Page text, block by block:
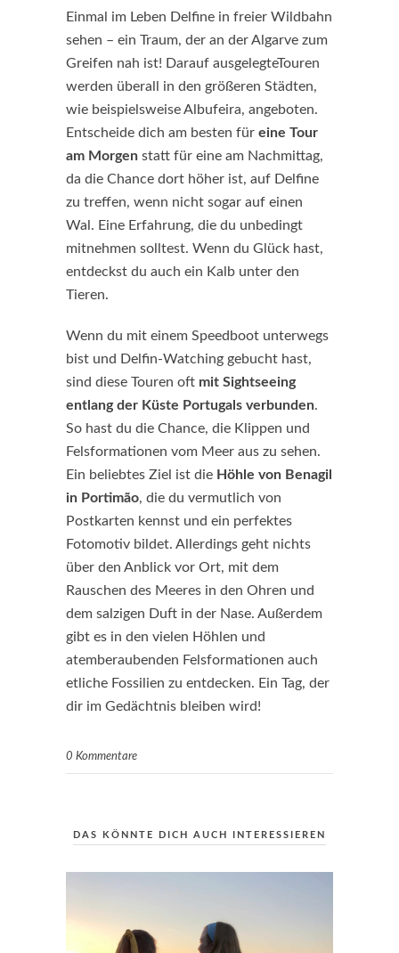
Einmal im Leben Delfine in freier Wildbahn
sehen – ein Traum, der an der Algarve zum
Greifen nah ist! Darauf ausgelegteTouren
werden überall in den größeren Städten,
wie beispielsweise Albufeira, angeboten.
Entscheide dich am besten für eine Tour
am Morgen statt für eine am Nachmittag,
da die Chance dort höher ist, auf Delfine
zu treffen, wenn nicht sogar auf einen
Wal. Eine Erfahrung, die du unbedingt
mitnehmen solltest. Wenn du Glück hast,
entdeckst du auch ein Kalb unter den
Tieren.
Wenn du mit einem Speedboot unterwegs
bist und Delfin-Watching gebucht hast,
sind diese Touren oft mit Sightseeing
entlang der Küste Portugals verbunden.
So hast du die Chance, die Klippen und
Felsformationen vom Meer aus zu sehen.
Ein beliebtes Ziel ist die Höhle von Benagil
in Portimão, die du vermutlich von
Postkarten kennst und ein perfektes
Fotomotiv bildet. Allerdings geht nichts
über den Anblick vor Ort, mit dem
Rauschen des Meeres in den Ohren und
dem salzigen Duft in der Nase. Außerdem
gibt es in den vielen Höhlen und
atemberaubenden Felsformationen auch
etliche Fossilien zu entdecken. Ein Tag, der
dir im Gedächtnis bleiben wird!
0 Kommentare
DAS KÖNNTE DICH AUCH INTERESSIEREN